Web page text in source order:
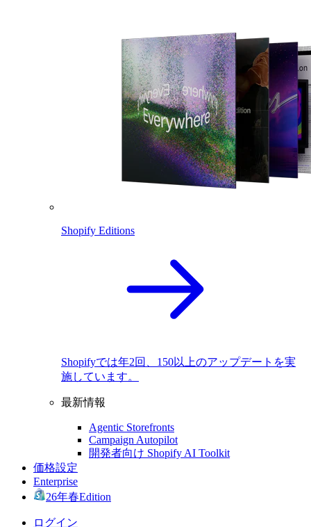
Shopify Editions
Shopifyでは年2回、150以上のアップデートを実
施しています。
最新情報
Agentic Storefronts
Campaign Autopilot
開発者向け Shopify AI Toolkit
価格設定
Enterprise
26年春Edition
ログイン